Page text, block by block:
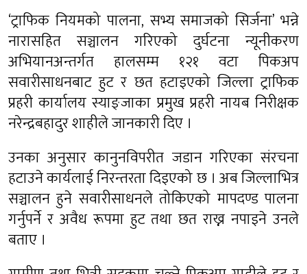
‘ट्राफिक नियमको पालना, सभ्य समाजको सिर्जना’ भन्ने
नारासहित सञ्चालन गरिएको दुर्घटना न्यूनीकरण
अभियानअन्तर्गत हालसम्म १२१ वटा पिकअप
सवारीसाधनबाट हुट र छत हटाइएको जिल्ला ट्राफिक
प्रहरी कार्यालय स्याङ्जाका प्रमुख प्रहरी नायब निरीक्षक
नरेन्द्रबहादुर शाहीले जानकारी दिए ।
उनका अनुसार कानुनविपरीत जडान गरिएका संरचना
हटाउने कार्यलाई निरन्तरता दिइएको छ । अब जिल्लाभित्र
सञ्चालन हुने सवारीसाधनले तोकिएको मापदण्ड पालना
गर्नुपर्ने र अवैध रूपमा हुट तथा छत राख्न नपाइने उनले
बताए ।